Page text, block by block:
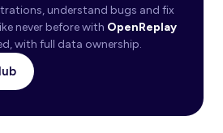
understand bugs and fix
never before with OpenReplay
with full data ownership.